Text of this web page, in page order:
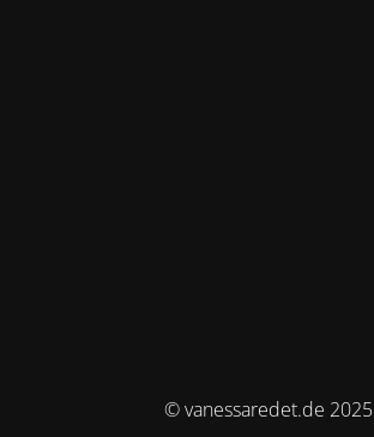
© vanessaredet.de 2025